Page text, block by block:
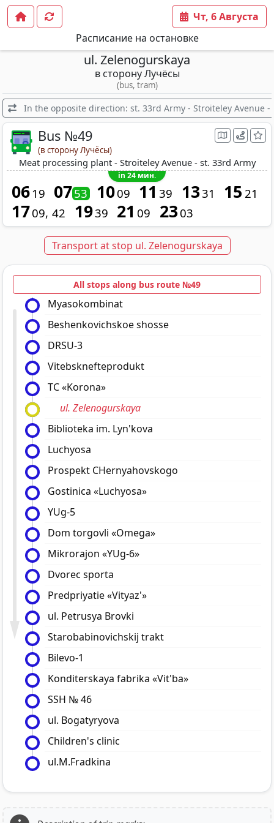
Расписание на остановке
Чт, 6 Августа
ul. Zelenogurskaya
в сторону Лучёсы
(bus, tram)
In the opposite direction: st. 33rd Army - Stroiteley Avenue
Bus №49
(в сторону Лучёсы)
Meat processing plant - Stroiteley Avenue - st. 33rd Army
in 24 мин.
06 19 0753 1009 11 39 1331 15 21
1709 42 1939 21 09 2303
Transport at stop ul. Zelenogurskaya
All stops along bus route №49
Myasokombinat
Beshenkovichskoe shosse
DRSU-3
Vitebsknefteprodukt
TC «Korona»
ul. Zelenogurskaya
Biblioteka im. Lyn'kova
Luchyosa
Prospekt CHernyahovskogo
Gostinica «Luchyosa»
YUg-5
Dom torgovli «Omega»
Mikrorajon «YUg-6»
Dvorec sporta
Predpriyatie «Vityaz'»
ul. Petrusya Brovki
Starobabinovichskij trakt
Bilevo-1
Konditerskaya fabrika «Vit'ba»
SSH № 46
ul. Bogatyryova
Children's clinic
ul.M.Fradkina